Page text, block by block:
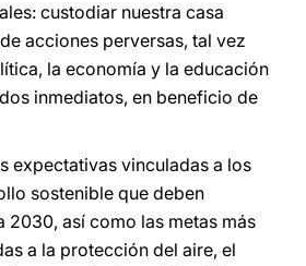
custodiar nuestra casa
acciones perversas, tal vez
la economía y la educación
inmediatos, en beneficio de
expectativas vinculadas a los
sostenible que deben
2030, así como las metas más
a la protección del aire, el